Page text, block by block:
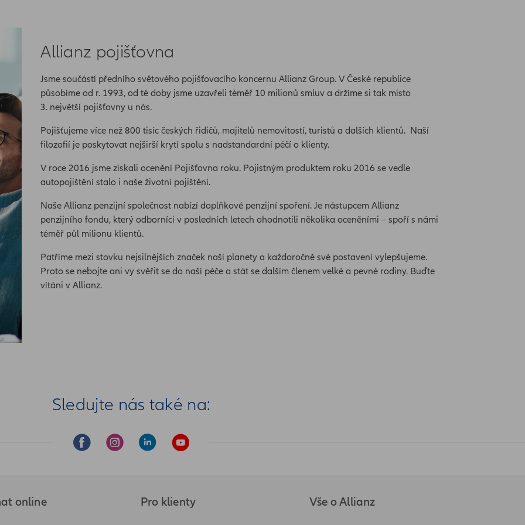
Allianz pojišťovna
Jsme součástí předního světového pojišťovacího koncernu Allianz Group. V České republice
působíme od r. 1993, od té doby jsme uzavřeli téměř 10 milionů smluv a držíme si tak místo
3. největší pojišťovny u nás.
Pojišťujeme více než 800 tisíc českých řidičů, majitelů nemovitostí, turistů a dalších klientů. Naší
filozofií je poskytovat nejširší krytí spolu s nadstandardní péčí o klienty.
V roce 2016 jsme získali ocenění Pojišťovna roku. Pojistným produktem roku 2016 se vedle
autopojištění stalo i naše životní pojištění.
Naše Allianz penzijní společnost nabízí doplňkové penzijní spoření. Je nástupcem Allianz
penzijního fondu, který odborníci v posledních letech ohodnotili několika oceněními – spoří s námi
téměř půl milionu klientů.
Patříme mezi stovku nejsilnějších značek naší planety a každoročně své postavení vylepšujeme.
Proto se nebojte ani vy svěřit se do naší péče a stát se dalším členem velké a pevné rodiny. Buďte
vítáni v Allianz.
Sledujte nás také na:
online Pro klienty Vše o Allianz